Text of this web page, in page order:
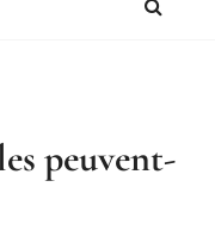
peuvent-